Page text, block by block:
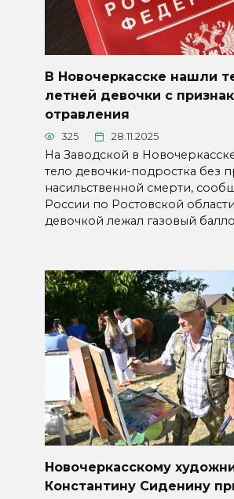
В Новочеркасске нашли
летней девочки с
отравления
325 28.11.2025
На Заводской в
тело девочки-подростка без
насильственной смерти,
России по Ростовской
девочкой лежал газовый
Новочеркасскому
Константину Сиденину